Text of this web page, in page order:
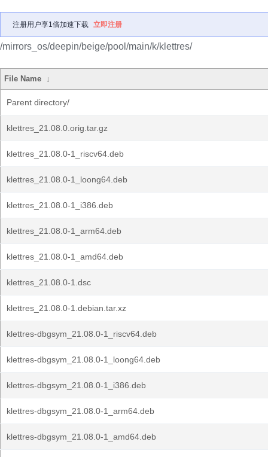
注册用户享1倍加速下载 立即注册
/mirrors_os/deepin/beige/pool/main/k/klettres/
File Name ↓
Parent directory/
klettres_21.08.0.orig.tar.gz
klettres_21.08.0-1_riscv64.deb
klettres_21.08.0-1_loong64.deb
klettres_21.08.0-1_i386.deb
klettres_21.08.0-1_arm64.deb
klettres_21.08.0-1_amd64.deb
klettres_21.08.0-1.dsc
klettres_21.08.0-1.debian.tar.xz
klettres-dbgsym_21.08.0-1_riscv64.deb
klettres-dbgsym_21.08.0-1_loong64.deb
klettres-dbgsym_21.08.0-1_i386.deb
klettres-dbgsym_21.08.0-1_arm64.deb
klettres-dbgsym_21.08.0-1_amd64.deb